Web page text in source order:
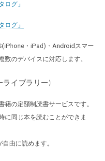
ログ」
ログ」
・iPad)・Androidスマー
数のデバイスに対応します。
ライブラリー)
の定額制読書サービスです。
に同じ本を読むことができま
由に読めます。